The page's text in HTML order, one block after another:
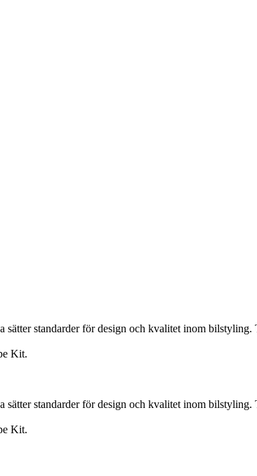
standarder för design och kvalitet inom bilstyling.
Kit.
standarder för design och kvalitet inom bilstyling.
Kit.